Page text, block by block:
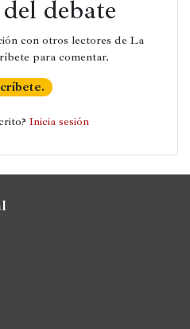
debate
con otros lectores de La
para comentar.
Inicia sesión